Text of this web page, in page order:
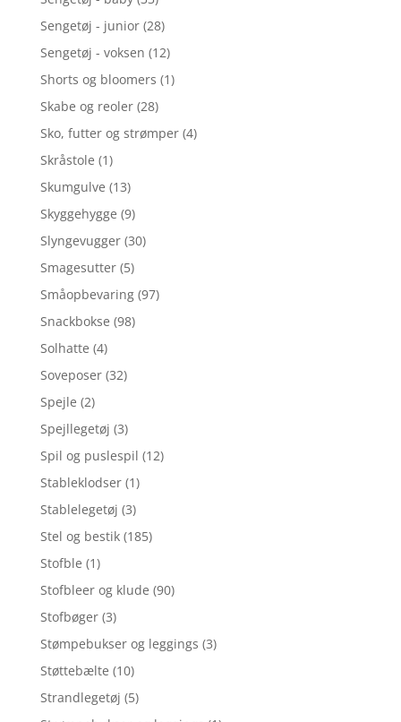
Sengetøj - junior (28)
Sengetøj - voksen (12)
Shorts og bloomers (1)
Skabe og reoler (28)
Sko, futter og strømper (4)
Skråstole (1)
Skumgulve (13)
Skyggehygge (9)
Slyngevugger (30)
Smagesutter (5)
Småopbevaring (97)
Snackbokse (98)
Solhatte (4)
Soveposer (32)
Spejle (2)
Spejllegetøj (3)
Spil og puslespil (12)
Stableklodser (1)
Stablelegetøj (3)
Stel og bestik (185)
Stofble (1)
Stofbleer og klude (90)
Stofbøger (3)
Stømpebukser og leggings (3)
Støttebælte (10)
Strandlegetøj (5)